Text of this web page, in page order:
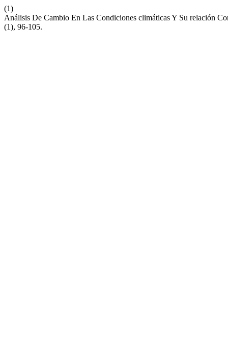
(1)
Análisis De Cambio En Las Condiciones climáticas Y Su relación
(1), 96-105.